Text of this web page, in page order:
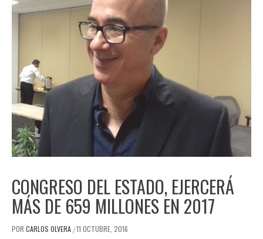
CONGRESO DEL ESTADO, EJERCERÁ
MÁS DE 659 MILLONES EN 2017
POR CARLOS OLVERA /11 OCTUBRE, 2016